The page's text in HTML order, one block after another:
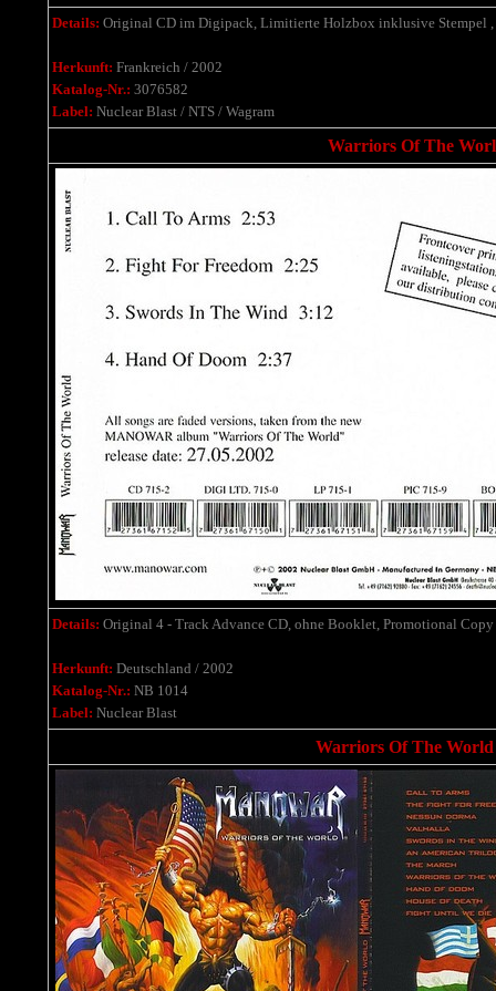
Details: Original CD im Digipack, Limitierte Holzbox inklusive Stempel
Herkunft: Frankreich / 2002
Katalog-Nr.: 3076582
Label: Nuclear Blast / NTS / Wagram
Warriors Of The
Details: Original 4 - Track Advance CD, ohne Booklet, Promotional
Herkunft: Deutschland / 2002
Katalog-Nr.: NB 1014
Label: Nuclear Blast
Warriors Of The